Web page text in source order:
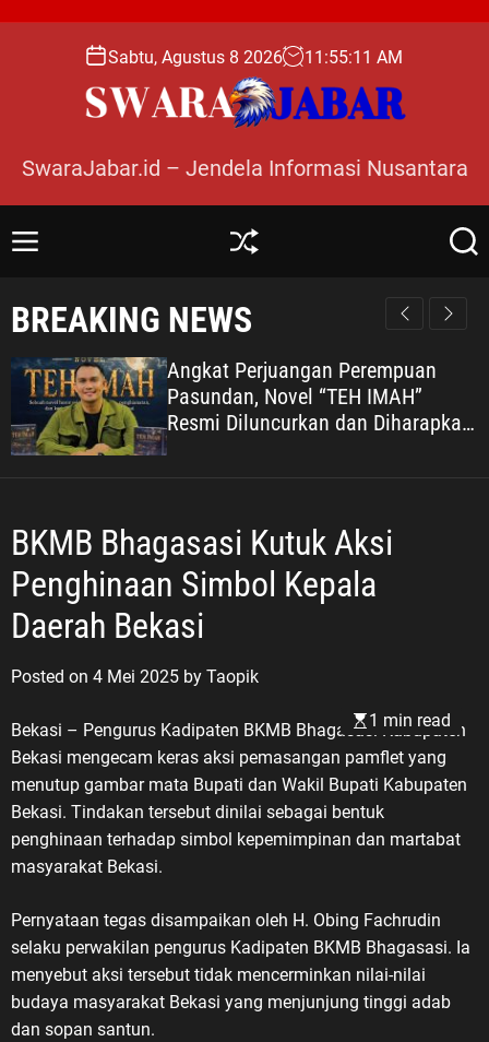
o
Sabtu, Agustus 8 2026 11 :55:13 AM
SwaraJabar.id – Jendela Informasi Nusantara
M
u
S
ff
e
S
r
BREAKING NEWS
Angkat Perjuangan Perempuan
Pasundan, Novel “TEH IMAH”
Resmi Diluncurkan dan Diharapkan
Tembus Layar Lebar
BKMB Bhagasa​si Kutuk Aksi
Penghinaan Simbol Kepala
Daerah Bekasi
Posted on 4 Mei 2025 by Taopik
1 min read
Bekasi – Pengurus Kadipaten BKMB Bhagasa​si Kabupaten
Bekasi mengecam keras aksi pemasangan pamflet yang
menutup gambar mata Bupati dan Wakil Bupati Kabupaten
Bekasi. Tindakan tersebut dinilai sebagai bentuk
penghinaan terhadap simbol kepemimpinan dan martabat
masyarakat Bekasi.
Pernyataan tegas disampaikan oleh H. Obing Fachrudin
selaku perwakilan pengurus Kadipaten BKMB Bhagasa​si. Ia
menyebut aksi tersebut tidak mencerminkan nilai-nilai
budaya masyarakat Bekasi yang menjunjung tinggi adab
dan sopan santun.